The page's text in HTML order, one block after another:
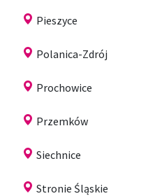
Pieszyce
Polanica-Zdrój
Prochowice
Przemków
Siechnice
Stronie Śląskie